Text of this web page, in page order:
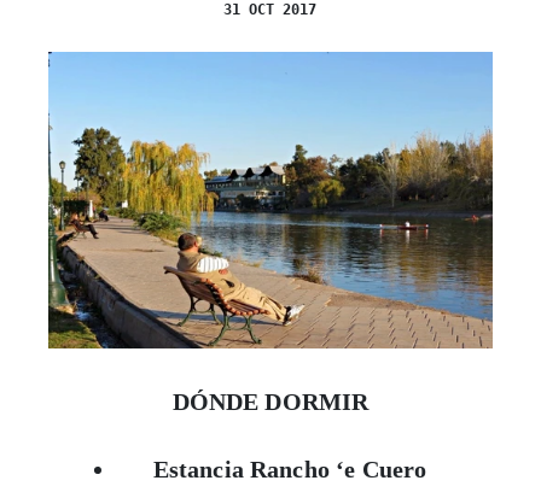
31 OCT 2017
DÓNDE DORMIR
Estancia Rancho ‘e Cuero